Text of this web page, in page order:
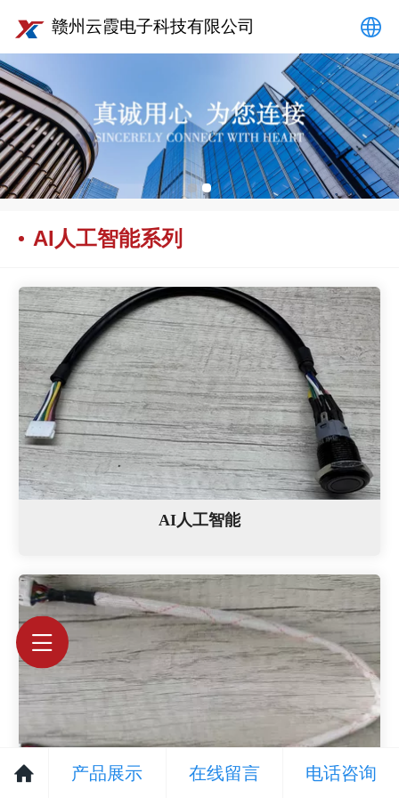
赣州云霞电子科技有限公司
中文
English
AI人工智能系列
AI人工智能
产品展示 在线留言 电话咨询